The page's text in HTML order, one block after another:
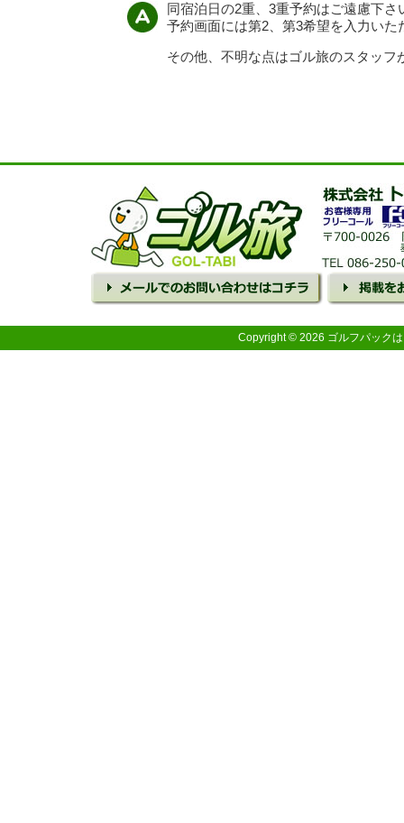
同宿泊日の2重、3重予約はご遠慮下さ
予約画面には第2、第3希望を入力い
その他、不明な点はゴル旅のスタッ
Copyright © 2026 ゴルフパック